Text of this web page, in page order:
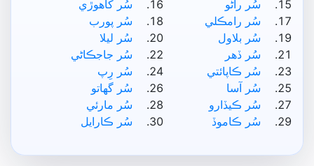
سُر راڻو
سُر کاھوڙي
سُر رامڪلي
سُر پورب
سُر بلاول
سُر ليلا
سُر ڏھر
سُر جاجڪاڻي
سُر ڪاپائتي
سُر رِپ
سُر آسا
سُر گهاتو
سُر ڪيڏارو
سُر مارئي
سُر ڪاموڏ
سُر ڪارايل